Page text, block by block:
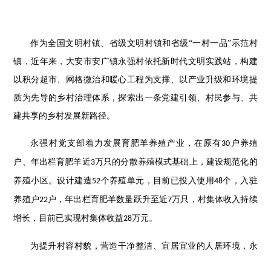
作为全国文明村镇、省级文明村镇和省级“一村一品”示范村
镇，近年来，大安市安广镇永强村依托新时代文明实践站，构建
以积分超市、网格微治和暖心工程为支撑、以产业升级和环境提
质为先导的乡村治理体系，探索出一条党建引领、村民参与、共
建共享的乡村发展新路径。
永强村党支部着力发展育肥羊养殖产业，在原有30 户养殖
户、年出栏育肥羊近3万只的分散养殖模式基础上，建设规范化的
养殖小区。设计建造52个养殖单元，目前已投入使用48个，入驻
养殖户22户，年出栏育肥羊数量跃升至近7万只，村集体收入持续
增长，目前已实现村集体收益28万元。
为提升村容村貌，营造干净整洁、宜居宜业的人居环境，永